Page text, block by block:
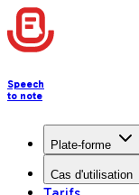
Speech
to note
Plate-forme
Cas d'utilisation